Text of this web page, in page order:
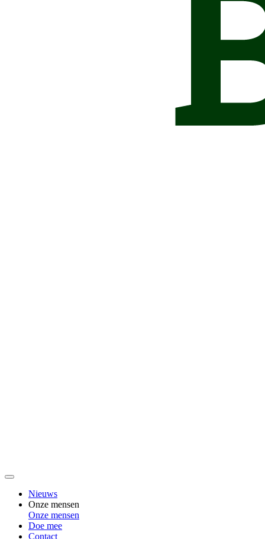
Nieuws
Onze mensen
Onze mensen
Doe mee
Contact